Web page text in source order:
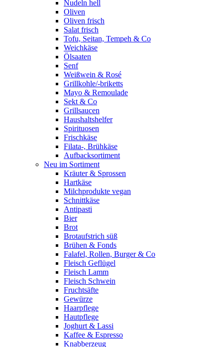
Nudeln hell
Oliven
Oliven frisch
Salat frisch
Tofu, Seitan, Tempeh & Co
Weichkäse
Ölsaaten
Senf
Weißwein & Rosé
Grillkohle/-briketts
Mayo & Remoulade
Sekt & Co
Grillsaucen
Haushaltshelfer
Spirituosen
Frischkäse
Filata-, Brühkäse
Aufbacksortiment
Neu im Sortiment
Kräuter & Sprossen
Hartkäse
Milchprodukte vegan
Schnittkäse
Antipasti
Bier
Brot
Brotaufstrich süß
Brühen & Fonds
Falafel, Rollen, Burger & Co
Fleisch Geflügel
Fleisch Lamm
Fleisch Schwein
Fruchtsäfte
Gewürze
Haarpflege
Hautpflege
Joghurt & Lassi
Kaffee & Espresso
Knabberzeug